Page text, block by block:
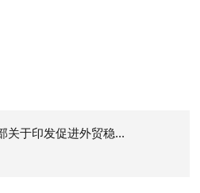
关于印发促进外贸稳...